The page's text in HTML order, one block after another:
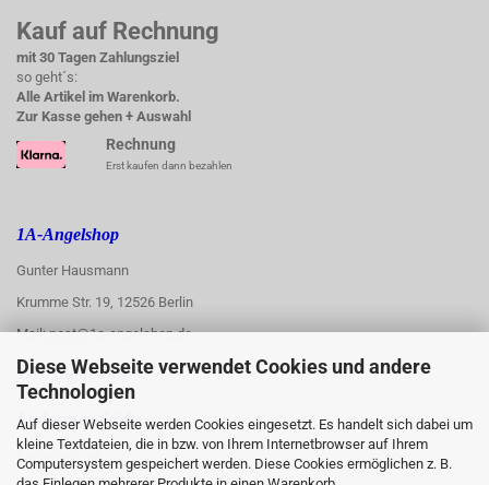
Diese Webseite verwendet Cookies und andere
Technologien
Auf dieser Webseite werden Cookies eingesetzt. Es handelt sich dabei um
kleine Textdateien, die in bzw. von Ihrem Internetbrowser auf Ihrem
Computersystem gespeichert werden. Diese Cookies ermöglichen z. B.
Kauf auf Rechnung
mit 30 Tagen Zahlungsziel
so geht´s:
Alle Artikel im Warenkorb.
Zur Kasse gehen + Auswahl
Rechnung
Erst kaufen dann bezahlen
1A-Angelshop
Gunter Hausmann
Krumme Str. 19, 12526 Berlin
Mail: post@1a-angelshop.de
1A-Angelshop-
Ladengeschäft::
Regattastr. 66